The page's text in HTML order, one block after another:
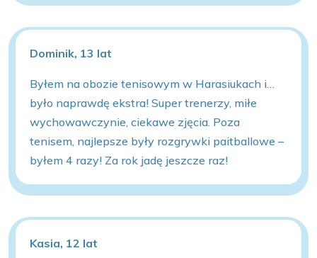
Dominik, 13 lat
Byłem na obozie tenisowym w Harasiukach i…
było naprawdę ekstra! Super trenerzy, miłe
wychowawczynie, ciekawe zjęcia. Poza
tenisem, najlepsze były rozgrywki paitballowe –
byłem 4 razy! Za rok jadę jeszcze raz!
Kasia, 12 lat